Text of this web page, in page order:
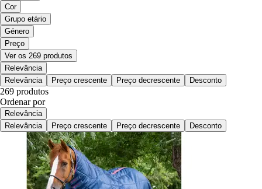
Cor
Grupo etário
Género
Preço
Ver os 269 produtos
Relevância
Relevância
Preço crescente Preço decrescente Desconto
269 produtos
Ordenar por
Relevância
Relevância
Preço crescente Preço decrescente Desconto